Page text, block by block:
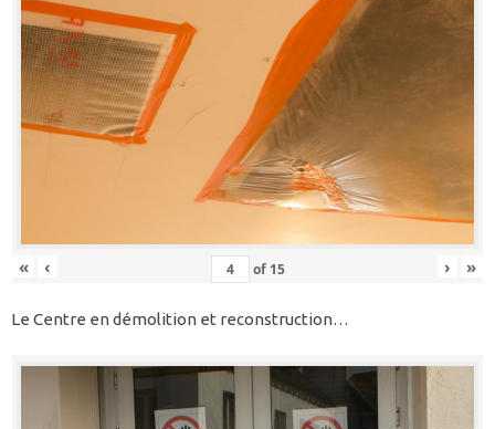
« ‹ of 15 › »
Le Centre en démolition et reconstruction…